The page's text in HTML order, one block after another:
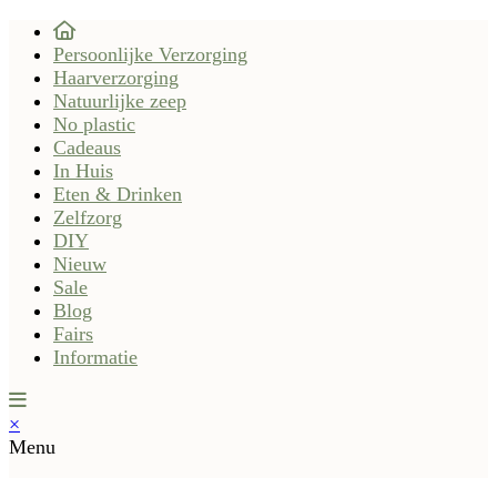
Persoonlijke Verzorging
Haarverzorging
Natuurlijke zeep
No plastic
Cadeaus
In Huis
Eten & Drinken
Zelfzorg
DIY
Nieuw
Sale
Blog
Fairs
Informatie
×
Menu